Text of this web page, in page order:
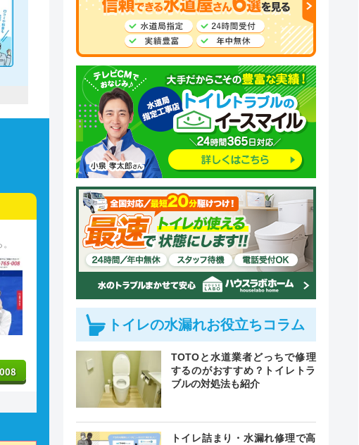
トイレの水漏れお役立ちコラム
TOTOと水道業者どっちで修理
するのがおすすめ？トイレトラ
ブルの対処法も紹介
トイレ詰まり・水漏れ修理で高